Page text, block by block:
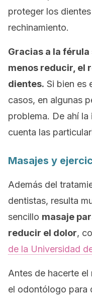
proteger los
rechinamiento.
Gracias a la
menos reducir, el
dientes. Si bien es
casos, en algunas
problema. De ahí
cuenta las
Masajes y
Además del
dentistas, resulta
sencillo masaje
reducir el dolor,
de la Universidad
Antes de hacerte
el odontólogo para